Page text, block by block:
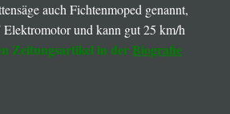
auch Fichtenmoped genannt,
Elektromotor und kann gut 25 km/h
Zeitungsartikel in derBiografie